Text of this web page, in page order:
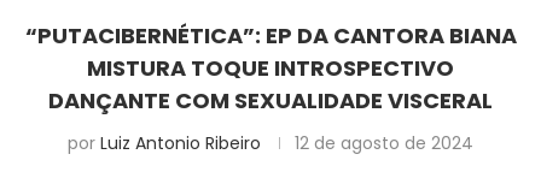
“PUTACIBERNÉTICA”: EP DA CANTORA BIANA
MISTURA TOQUE INTROSPECTIVO
DANÇANTE COM SEXUALIDADE VISCERAL
por Luiz Antonio Ribeiro 12 de agosto de 2024